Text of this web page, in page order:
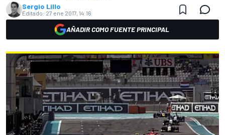
Sergio Lillo
Editado: 27 ene 2017, 14:16
AÑADIR COMO FUENTE PRINCIPAL